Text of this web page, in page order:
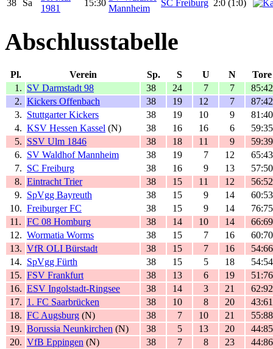
38 Sa
1981
15:30
Mannheim
SC Freiburg 2:0 (1:0)
Abschlusstabelle
Pl. Verein Sp. S U N
Tore
1. SV Darmstadt 98 38 24 7 7
85:42
2. Kickers Offenbach 38 19 12 7
87:42
3. Stuttgarter Kickers 38 19 10 9
81:40
4. KSV Hessen Kassel (N) 38 16 16 6
59:35
5. SSV Ulm 1846 38 18 11 9
59:39
6. SV Waldhof Mannheim 38 19 7 12
65:43
7. SC Freiburg 38 16 9 13
57:50
8. Eintracht Trier 38 15 11 12
56:52
9. SpVgg Bayreuth 38 15 9 14
60:53
10. Freiburger FC 38 15 9 14
76:75
11. FC 08 Homburg 38 14 10 14
66:69
12. Wormatia Worms 38 15 7 16
60:70
13. VfR OLI Bürstadt 38 15 7 16
54:66
14. SpVgg Fürth 38 15 5 18
54:54
15. FSV Frankfurt 38 13 6 19
51:76
16. ESV Ingolstadt-Ringsee 38 14 3 21
62:92
17. 1. FC Saarbrücken 38 10 8 20
43:61
18. FC Augsburg (N) 38 7 10 21
55:88
19. Borussia Neunkirchen (N) 38 5 13 20
44:85
20. VfB Eppingen (N) 38 7 8 23 44:86